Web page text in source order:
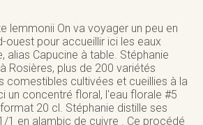
lemmonii On va voyager un peu en
ouest pour accueillir ici les eaux
alias Capucine à table. Stéphanie
Rosières, plus de 200 variétés
comestibles cultivées et cueillies à la
un concentré floral, l'eau florale #5
20 cl. Stéphanie distille ses
1 en alambic de cuivre . Ce procédé